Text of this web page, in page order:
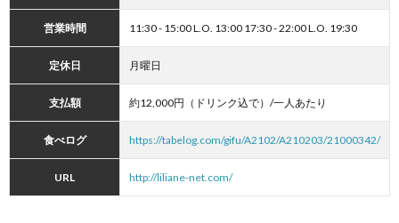
営業時間 11:30 - 15:00 L.O. 13:00 17:30 - 22:00 L.O. 19:30
定休日 月曜日
支払額 約12,000円（ドリンク込で）/一人あたり
食べログ https://tabelog.com/gifu/A2102/A210203/21000342/
URL http://liliane-net.com/